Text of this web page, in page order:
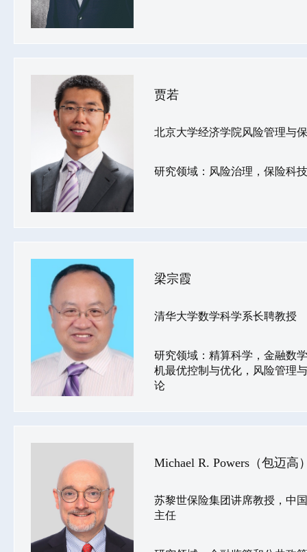
贾若
北京大学经济学院风险管理与
研究领域：风险治理，保险科
梁宗霞
清华大学数学科学系长聘教授
研究领域：精算科学，金融数
机最优控制与优化，风险管理
论
Michael R. Powers（包迈高
苏黎世保险集团讲席教授，中
主任